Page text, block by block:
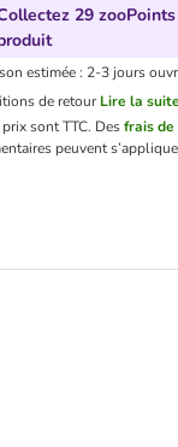
29
estimée : 2-3 jours
de retour Lire la suite
sont TTC. Desfrais
peuvent